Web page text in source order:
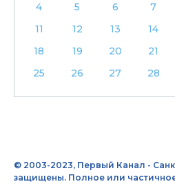
4
5 6 7
11
12 13 14
18
19 20 21
25
26 27 28
© 2003-2023, Первый Канал -
защищены. Полное или